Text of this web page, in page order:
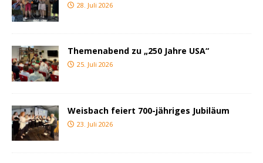
28. Juli 2026
Themenabend zu „250 Jahre USA“
25. Juli 2026
Weisbach feiert 700-jähriges Jubiläum
23. Juli 2026